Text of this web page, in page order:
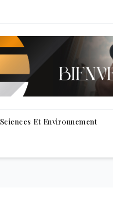
Sciences Et Environnement